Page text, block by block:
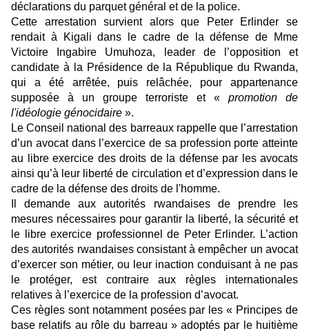
déclarations du parquet général et de la police.
Cette arrestation survient alors que Peter Erlinder se
rendait à Kigali dans le cadre de la défense de Mme
Victoire Ingabire Umuhoza, leader de l’opposition et
candidate à la Présidence de la République du Rwanda,
qui a été arrêtée, puis relâchée, pour appartenance
supposée à un groupe terroriste et « promotion de
l'idéologie génocidaire ».
Le Conseil national des barreaux rappelle que l’arrestation
d’un avocat dans l’exercice de sa profession porte atteinte
au libre exercice des droits de la défense par les avocats
ainsi qu’à leur liberté de circulation et d’expression dans le
cadre de la défense des droits de l'homme.
Il demande aux autorités rwandaises de prendre les
mesures nécessaires pour garantir la liberté, la sécurité et
le libre exercice professionnel de Peter Erlinder. L’action
des autorités rwandaises consistant à empêcher un avocat
d’exercer son métier, ou leur inaction conduisant à ne pas
le protéger, est contraire aux règles internationales
relatives à l’exercice de la profession d’avocat.
Ces règles sont notamment posées par les « Principes de
base relatifs au rôle du barreau » adoptés par le huitième